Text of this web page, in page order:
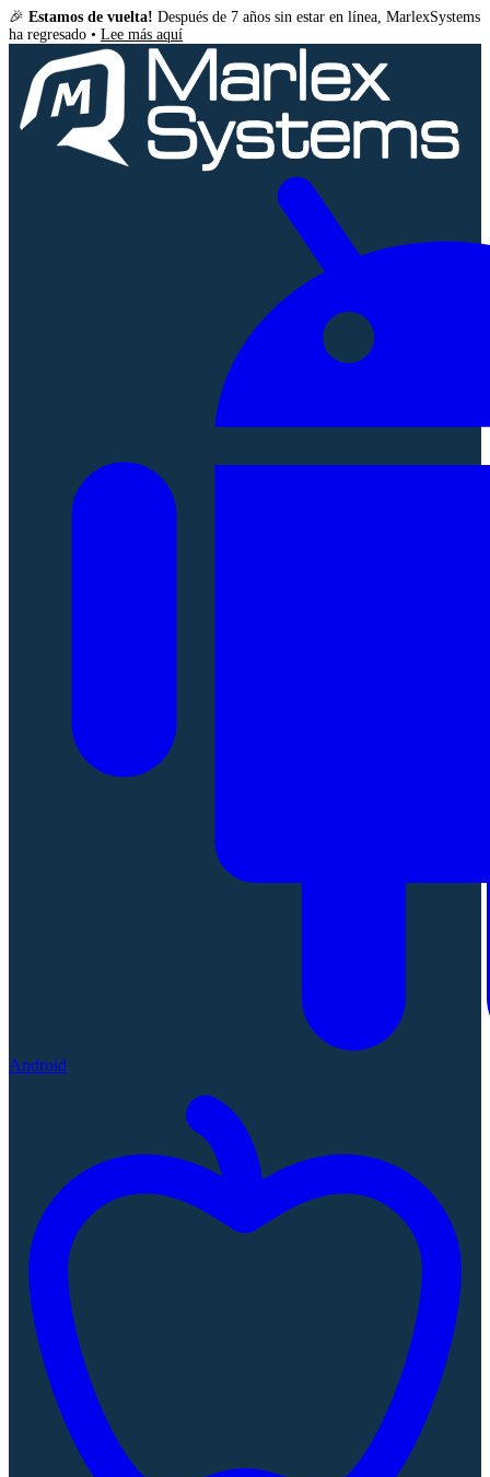
🎉 Estamos de vuelta! Después de 7 años sin estar en línea, MarlexSystems
ha regresado • Lee más aquí
Android